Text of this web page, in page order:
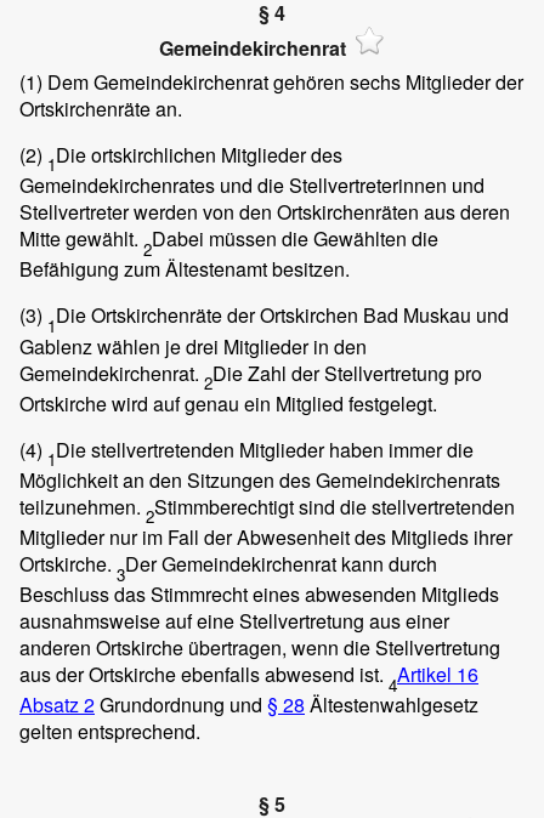
§ 4
Gemeindekirchenrat
(1) Dem Gemeindekirchenrat gehören sechs Mitglieder der
Ortskirchenräte an.
(2) 1Die ortskirchlichen Mitglieder des
Gemeindekirchenrates und die Stellvertreterinnen und
Stellvertreter werden von den Ortskirchenräten aus deren
Mitte gewählt. 2Dabei müssen die Gewählten die
Befähigung zum Ältestenamt besitzen.
(3) 1Die Ortskirchenräte der Ortskirchen Bad Muskau und
Gablenz wählen je drei Mitglieder in den
Gemeindekirchenrat. 2Die Zahl der Stellvertretung pro
Ortskirche wird auf genau ein Mitglied festgelegt.
(4) 1Die stellvertretenden Mitglieder haben immer die
Möglichkeit an den Sitzungen des Gemeindekirchenrats
teilzunehmen. 2Stimmberechtigt sind die stellvertretenden
Mitglieder nur im Fall der Abwesenheit des Mitglieds ihrer
Ortskirche. 3Der Gemeindekirchenrat kann durch
Beschluss das Stimmrecht eines abwesenden Mitglieds
ausnahmsweise auf eine Stellvertretung aus einer
anderen Ortskirche übertragen, wenn die Stellvertretung
aus der Ortskirche ebenfalls abwesend ist. 4Artikel 16
Absatz 2Grundordnung und § 28 Ältestenwahlgesetz
gelten entsprechend.
§ 5